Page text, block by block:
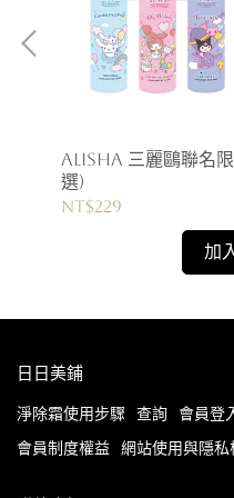
AliSHA 三麗鷗聯名
選)
NT$229
加
日日美鋪
淨除霜使用步驟 查詢 會員登
會員制度權益
網站使用與隱私